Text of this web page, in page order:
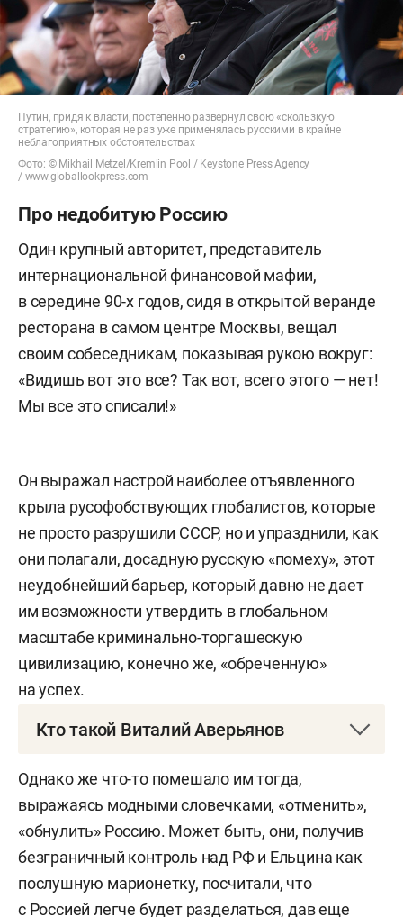
Путин, придя к власти, постепенно развернул свою «скользкую
стратегию», которая не раз уже применялась русскими в крайне
неблагоприятных обстоятельствах
Фото: © Mikhail Metzel/Kremlin Pool / Keystone Press Agency
/ www.globallookpress.com
Про недобитую Россию
Один крупный авторитет, представитель
интернациональной финансовой мафии,
в середине 90-х годов, сидя в открытой веранде
ресторана в самом центре Москвы, вещал
своим собеседникам, показывая рукою вокруг:
«Видишь вот это все? Так вот, всего этого — нет!
Мы все это списали!»
Он выражал настрой наиболее отъявленного
крыла русофобствующих глобалистов, которые
не просто разрушили СССР, но и упразднили, как
они полагали, досадную русскую «помеху», этот
неудобнейший барьер, который давно не дает
им возможности утвердить в глобальном
масштабе криминально-торгашескую
цивилизацию, конечно же, «обреченную»
на успех.
Кто такой Виталий Аверьянов
Аверьянов Виталий Владимирович— доктор
философских наук, постоянный член
и заместитель председателя «Изборского
Однако же что-то помешало им тогда,
выражаясь модными словечками, «отменить»,
«обнулить» Россию. Может быть, они, получив
безграничный контроль над РФ и Ельцина как
послушную марионетку, посчитали, что
с Россией легче будет разделаться, дав еще